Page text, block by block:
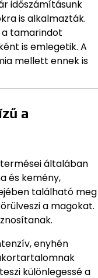
időszámításunk
is alkalmazták.
a tamarindot
is emlegetik. A
mellett ennek is
a
általában
és kemény,
található meg
a magokat.
enyhén
különlegessé a